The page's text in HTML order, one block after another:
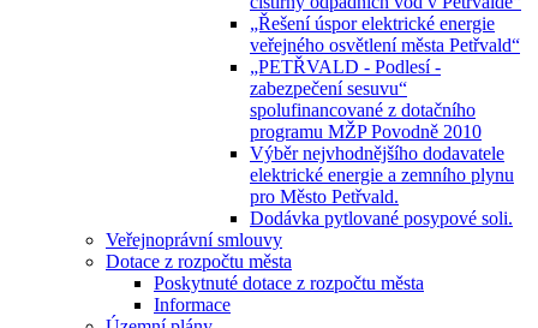
„Řešení úspor elektrické energie
veřejného osvětlení města Petřvald“
„PETŘVALD - Podlesí -
zabezpečení sesuvu“
spolufinancované z dotačního
programu MŽP Povodně 2010
Výběr nejvhodnějšího dodavatele
elektrické energie a zemního plynu
pro Město Petřvald.
Dodávka pytlované posypové soli.
Veřejnoprávní smlouvy
Dotace z rozpočtu města
Poskytnuté dotace z rozpočtu města
Informace